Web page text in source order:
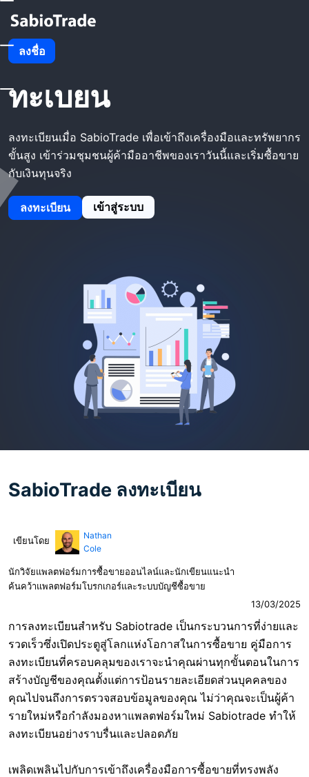
ลงชื่อ
โฮม SabioTrade ลงทะเบียน
SabioTrade ลง
ทะเบียน
ลงทะเบียนเมื่อ SabioTrade เพื่อเข้าถึงเครื่องมือและทรัพยากร
ขั้นสูง เข้าร่วมชุมชนผู้ค้ามืออาชีพของเราวันนี้และเริ่มซื้อขาย
กับเงินทุนจริง
ลงทะเบียน เข้าสู่ระบบ
SabioTrade ลงทะเบียน
เขียนโดย
Nathan
Cole
นักวิจัยแพลตฟอร์มการซื้อขายออนไลน์และนักเขียนแนะนำ
ค้นคว้าแพลตฟอร์มโบรกเกอร์และระบบบัญชีซื้อขาย
13/03/2025
การลงทะเบียนสำหรับ Sabiotrade เป็นกระบวนการที่ง่ายและ
รวดเร็วซึ่งเปิดประตูสู่โลกแห่งโอกาสในการซื้อขาย คู่มือการ
ลงทะเบียนที่ครอบคลุมของเราจะนำคุณผ่านทุกขั้นตอนในการ
สร้างบัญชีของคุณตั้งแต่การป้อนรายละเอียดส่วนบุคคลของ
คุณไปจนถึงการตรวจสอบข้อมูลของคุณ ไม่ว่าคุณจะเป็นผู้ค้า
รายใหม่หรือกำลังมองหาแพลตฟอร์มใหม่ Sabiotrade ทำให้
ลงทะเบียนอย่างราบรื่นและปลอดภัย
เพลิดเพลินไปกับการเข้าถึงเครื่องมือการซื้อขายที่ทรงพลัง